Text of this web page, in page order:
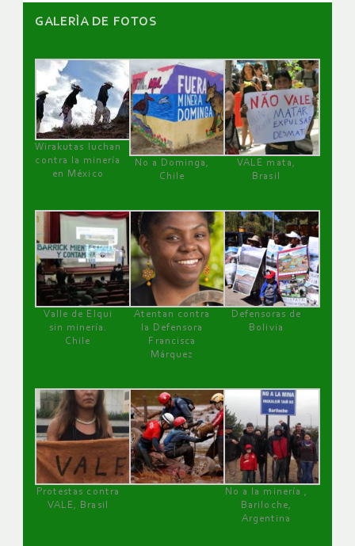
GALERÌA DE FOTOS
Wirakutas luchan
contra la minería
en México
No a Dominga,
Chile
VALE mata,
Brasil
Valle de Elqui
sin minería.
Chile
Atentan contra
la Defensora
Francisca
Márquez
Defensoras de
Bolivia
Protestas contra
VALE, Brasil
No a la minería ,
Bariloche,
Argentina